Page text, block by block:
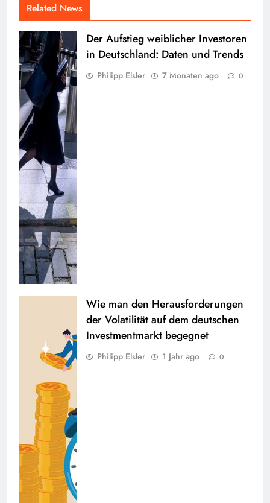
Related News
Der Aufstieg weiblicher Investoren
in Deutschland: Daten und Trends
Philipp Elsler 7 Monaten ago 0
Wie man den Herausforderungen
der Volatilität auf dem deutschen
Investmentmarkt begegnet
Philipp Elsler 1 Jahr ago 0